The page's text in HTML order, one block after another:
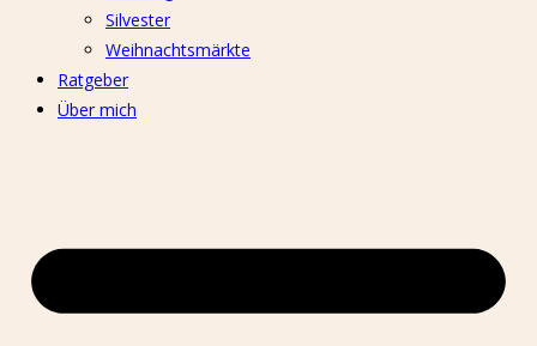
Silvester
Weihnachtsmärkte
Ratgeber
Über mich